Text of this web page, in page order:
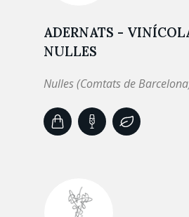
ADERNATS -
NULLES
Nulles (Comtats de